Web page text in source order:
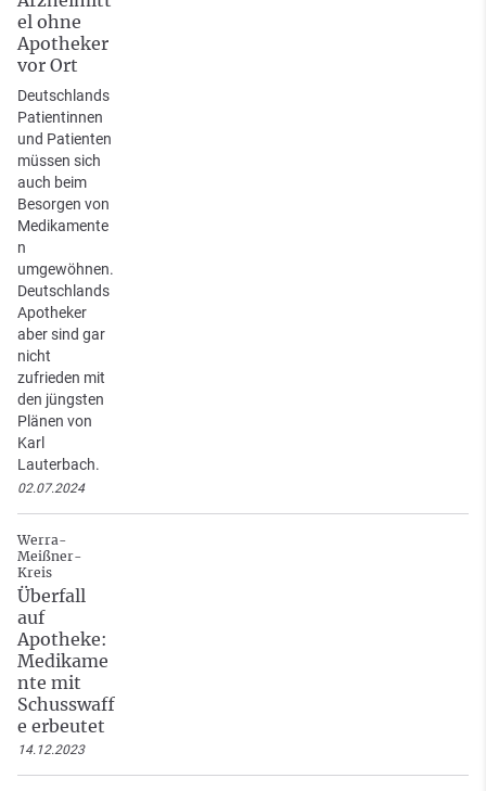
el ohne
Apotheker
vor Ort
Deutschlands
Patientinnen
und Patienten
müssen sich
auch beim
Besorgen von
Medikamente
n
umgewöhnen.
Deutschlands
Apotheker
aber sind gar
nicht
zufrieden mit
den jüngsten
Plänen von
Karl
Lauterbach.
02.07.2024
Werra-
Meißner-
Kreis
Überfall
auf
Apotheke:
Medikame
nte mit
Schusswaff
e erbeutet
14.12.2023